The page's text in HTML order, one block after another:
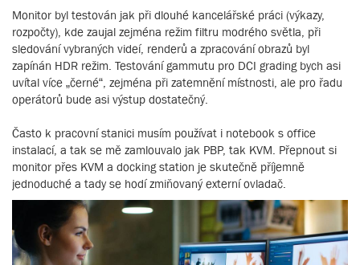
Monitor byl testován jak při dlouhé kancelářské práci (výkazy,
rozpočty), kde zaujal zejména režim filtru modrého světla, při
sledování vybraných videí, renderů a zpracování obrazů byl
zapínán HDR režim. Testování gammutu pro DCI grading bych asi
uvítal více „černé“, zejména při zatemnění místnosti, ale pro řadu
operátorů bude asi výstup dostatečný.
Často k pracovní stanici musím používat i notebook s office
instalací, a tak se mě zamlouvalo jak PBP, tak KVM. Přepnout si
monitor přes KVM a docking station je skutečně příjemně
jednoduché a tady se hodí zmiňovaný externí ovladač.